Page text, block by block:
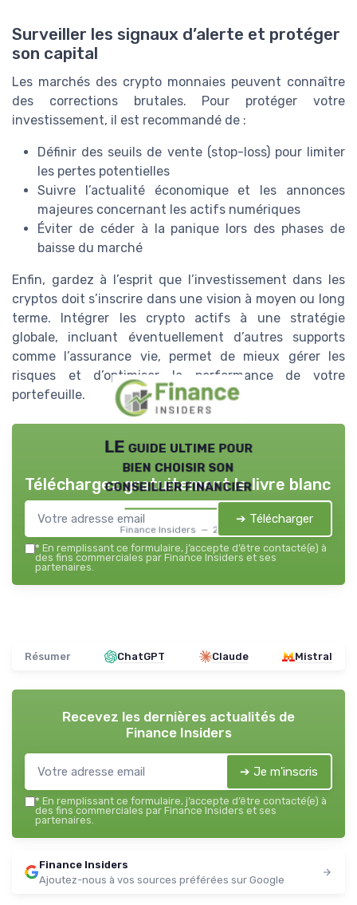
Surveiller les signaux d’alerte et protéger
son capital
Les marchés des crypto monnaies peuvent connaître
des corrections brutales. Pour protéger votre
investissement, il est recommandé de :
Définir des seuils de vente (stop-loss) pour limiter
les pertes potentielles
Suivre l’actualité économique et les annonces
majeures concernant les actifs numériques
Éviter de céder à la panique lors des phases de
baisse du marché
Enfin, gardez à l’esprit que l’investissement dans les
cryptos doit s’inscrire dans une vision à moyen ou long
terme. Intégrer les crypto actifs à une stratégie
globale, incluant éventuellement d’autres supports
comme l’assurance vie, permet de mieux gérer les
risques et d’optimiser la performance de votre
portefeuille.
LE guide ultime pour
bien choisir son
conseiller financier
Finance Insiders — 2026
Téléchargez gratuitement le livre blanc
➔ Télécharger
* En remplissant ce formulaire, j’accepte d’être contacté(e) à
des fins commerciales par Finance Insiders et ses
partenaires.
Résumer ChatGPT Claude Mistral
Recevez les dernières actualités de
Finance Insiders
➔ Je m'inscris
* En remplissant ce formulaire, j’accepte d’être contacté(e) à
des fins commerciales par Finance Insiders et ses
partenaires.
Finance Insiders
Ajoutez-nous à vos sources préférées sur Google